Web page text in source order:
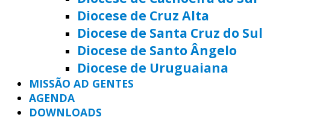
Diocese de Cruz Alta
Diocese de Santa Cruz do Sul
Diocese de Santo Ângelo
Diocese de Uruguaiana
MISSÃO AD GENTES
AGENDA
DOWNLOADS